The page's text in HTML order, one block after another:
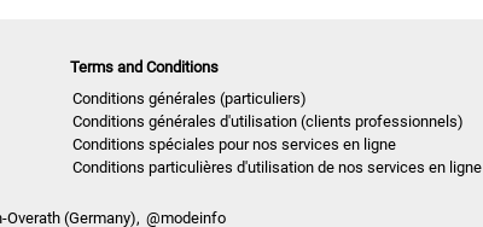
Terms and Conditions
Conditions générales (particuliers)
Conditions générales d'utilisation (clients professionnels)
Conditions spéciales pour nos services en ligne
Conditions particulières d'utilisation de nos services en ligne
(Germany), @modeinfo